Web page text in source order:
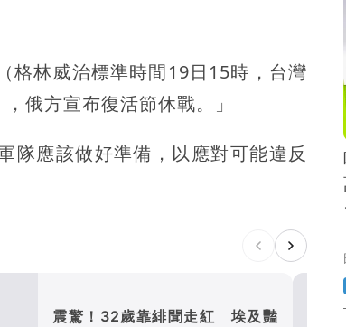
格林威治標準時間19日15時，台灣
俄方宣布復活節休戰。」
隊應該做好準備，以應對可能違反
震驚！32歲靠緋聞走紅 埃及豔